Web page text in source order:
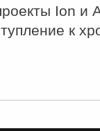
Ion и
к